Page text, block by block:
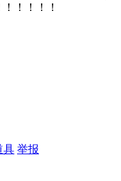
！！！！！
具 举报